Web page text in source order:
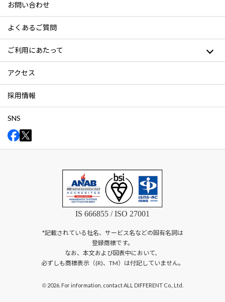
お問い合わせ
よくあるご質問
ご利用にあたって
アクセス
採用情報
SNS
IS 666855 / ISO 27001
*記載されている社名、サービス名などの固有名詞は
登録商標です。
なお、本文および図表中において、
必ずしも商標表示（(R)、TM）は付記していません。
©2026. For information, contact ALL DIFFERENT Co., Ltd.